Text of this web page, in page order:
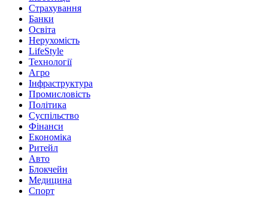
Страхування
Банки
Освіта
Нерухомість
LifeStyle
Технології
Агро
Інфраструктура
Промисловість
Політика
Суспільство
Фінанси
Економіка
Ритейл
Авто
Блокчейн
Медицина
Спорт